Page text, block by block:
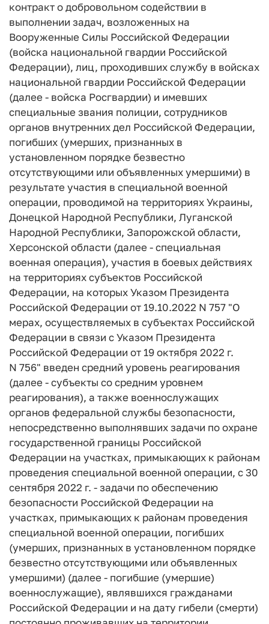
контракт о добровольном содействии в
выполнении задач, возложенных на
Вооруженные Силы Российской Федерации
(войска национальной гвардии Российской
Федерации), лиц, проходивших службу в войсках
национальной гвардии Российской Федерации
(далее - войска Росгвардии) и имевших
специальные звания полиции, сотрудников
органов внутренних дел Российской Федерации,
погибших (умерших, признанных в
установленном порядке безвестно
отсутствующими или объявленных умершими) в
результате участия в специальной военной
операции, проводимой на территориях Украины,
Донецкой Народной Республики, Луганской
Народной Республики, Запорожской области,
Херсонской области (далее - специальная
военная операция), участия в боевых действиях
на территориях субъектов Российской
Федерации, на которых Указом Президента
Российской Федерации от 19.10.2022 N 757 "О
мерах, осуществляемых в субъектах Российской
Федерации в связи с Указом Президента
Российской Федерации от 19 октября 2022 г.
N 756" введен средний уровень реагирования
(далее - субъекты со средним уровнем
реагирования), а также военнослужащих
органов федеральной службы безопасности,
непосредственно выполнявших задачи по охране
государственной границы Российской
Федерации на участках, примыкающих к районам
проведения специальной военной операции, с 30
сентября 2022 г. - задачи по обеспечению
безопасности Российской Федерации на
участках, примыкающих к районам проведения
специальной военной операции, погибших
(умерших, признанных в установленном порядке
безвестно отсутствующими или объявленных
умершими) (далее - погибшие (умершие)
военнослужащие), являвшихся гражданами
Российской Федерации и на дату гибели (смерти)